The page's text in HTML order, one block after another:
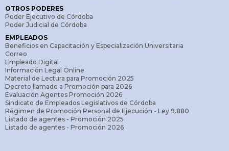
OTROS PODERES
Poder Ejecutivo de Córdoba
Poder Judicial de Córdoba
EMPLEADOS
Beneficios en Capacitación y Especialización Universitaria
Correo
Empleado Digital
Información Legal Online
Material de Lectura para Promoción 2025
Decreto llamado a Promoción para 2026
Evaluación Agentes Promoción 2026
Sindicato de Empleados Legislativos de Córdoba
Régimen de Promoción Personal de Ejecución - Ley 9.880
Listado de agentes - Promoción 2025
Listado de agentes - Promoción 2026